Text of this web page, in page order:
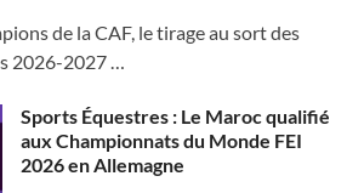
de la CAF, le tirage au sort des
2026-2027 …
Sports Équestres : Le Maroc qualifié
aux Championnats du Monde FEI
2026 en Allemagne